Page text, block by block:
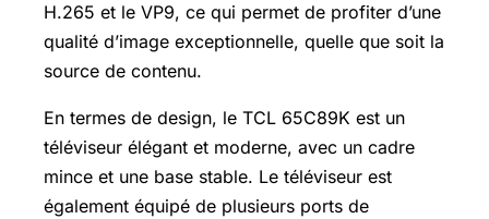
H.265 et le VP9, ce qui permet de profiter d’une
qualité d’image exceptionnelle, quelle que soit la
source de contenu.
En termes de design, le TCL 65C89K est un
téléviseur élégant et moderne, avec un cadre
mince et une base stable. Le téléviseur est
également équipé de plusieurs ports de